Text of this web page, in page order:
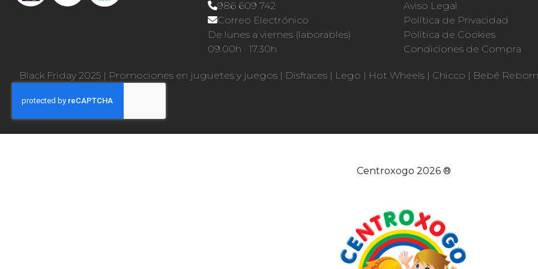
986 609 742
Correo Electrónico
De lunes a viernes (laborables)
09.00h · 17.30h
Aviso Legal
Política de Privacidad
Política de Cookies
Condiciones de Compra
Black Friday 2025 | Promociones en juguetes y juegos | Disfraces | Lego | Hot Wheels | Chicco | Bebé Reborn
Centroxogo 2026 ®